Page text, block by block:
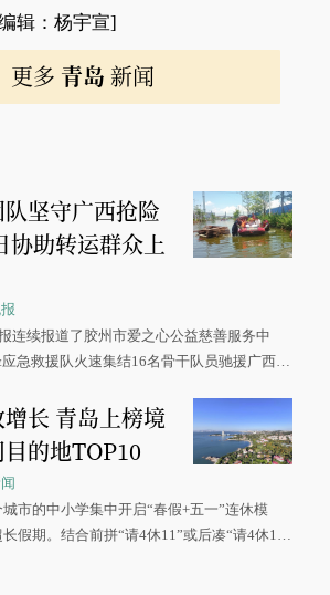
辑：杨宇宣]
更多 青岛 新闻
坚守广西抢险
协助转运群众上
连续报道了胶州市爱之心公益慈善服务中
急救援队火速集结16名骨干队员驰援广西灾
长 青岛上榜境
的地TOP10
市的中小学集中开启“春假+五一”连休模
假期。结合前拼“请4休11”或后凑“请4休1